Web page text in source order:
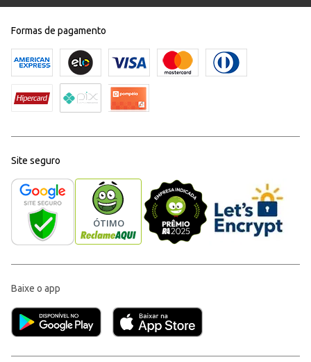
Formas de pagamento
Site seguro
Baixe o app